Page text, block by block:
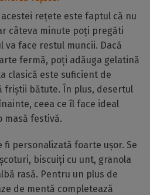
rețete este faptul că nu
câteva minute poți pregăti
face restul muncii. Dacă
fermă, poți adăuga gelatină
clasică este suficient de
friștii bătute. În plus, desertul
ceea ce îl face ideal
masă festivă.
fi personalizată foarte ușor. Se
biscuiți cu unt, granola
rasă. Pentru un plus de
de mentă completează